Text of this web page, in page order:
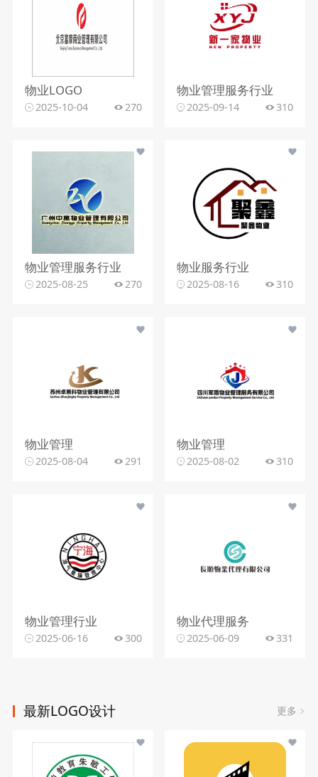
物业LOGO
2025-10-04 270
物业管理服务行业
2025-09-14 310
物业管理服务行业
2025-08-25 270
物业服务行业
2025-08-16 310
物业管理
2025-08-04 291
物业管理
2025-08-02 310
物业管理行业
2025-06-16 300
物业代理服务
2025-06-09 331
最新LOGO设计 更多